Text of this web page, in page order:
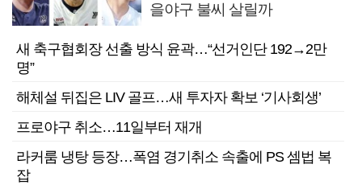
을야구 불씨 살릴까
새 축구협회장 선출 방식 윤곽…“선거인단 192→2만
명”
해체설 뒤집은 LIV 골프…새 투자자 확보 ‘기사회생’
프로야구 취소…11일부터 재개
라커룸 냉탕 등장…폭염 경기취소 속출에 PS 셈법 복
잡